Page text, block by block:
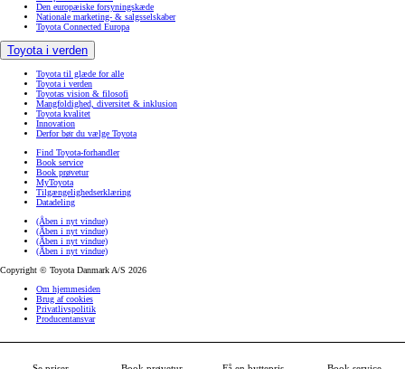
Den europæiske forsyningskæde
Nationale marketing- & salgsselskaber
Toyota Connected Europa
Toyota i verden
Toyota til glæde for alle
Toyota i verden
Toyotas vision & filosofi
Mangfoldighed, diversitet & inklusion
Toyota kvalitet
Innovation
Derfor bør du vælge Toyota
Find Toyota-forhandler
Book service
Book prøvetur
MyToyota
Tilgængelighedserklæring
Datadeling
(Åben i nyt vindue)
(Åben i nyt vindue)
(Åben i nyt vindue)
(Åben i nyt vindue)
Copyright © Toyota Danmark A/S 2026
Om hjemmesiden
Brug af cookies
Privatlivspolitik
Producentansvar